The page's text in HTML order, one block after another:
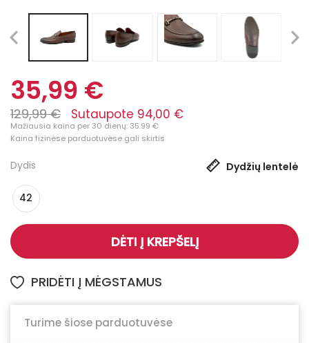
35,99 €
129,99 € Sutaupote 94,00 €
Mažiausia kaina per 30 dienų: 35.99 €
Kaina fizinėse parduotuvėse gali skirtis
Dydis Dydžių lentelė
42
DĖTI Į KREPŠELĮ
PRIDĖTI Į MĖGSTAMUS
Turime šiose parduotuvėse